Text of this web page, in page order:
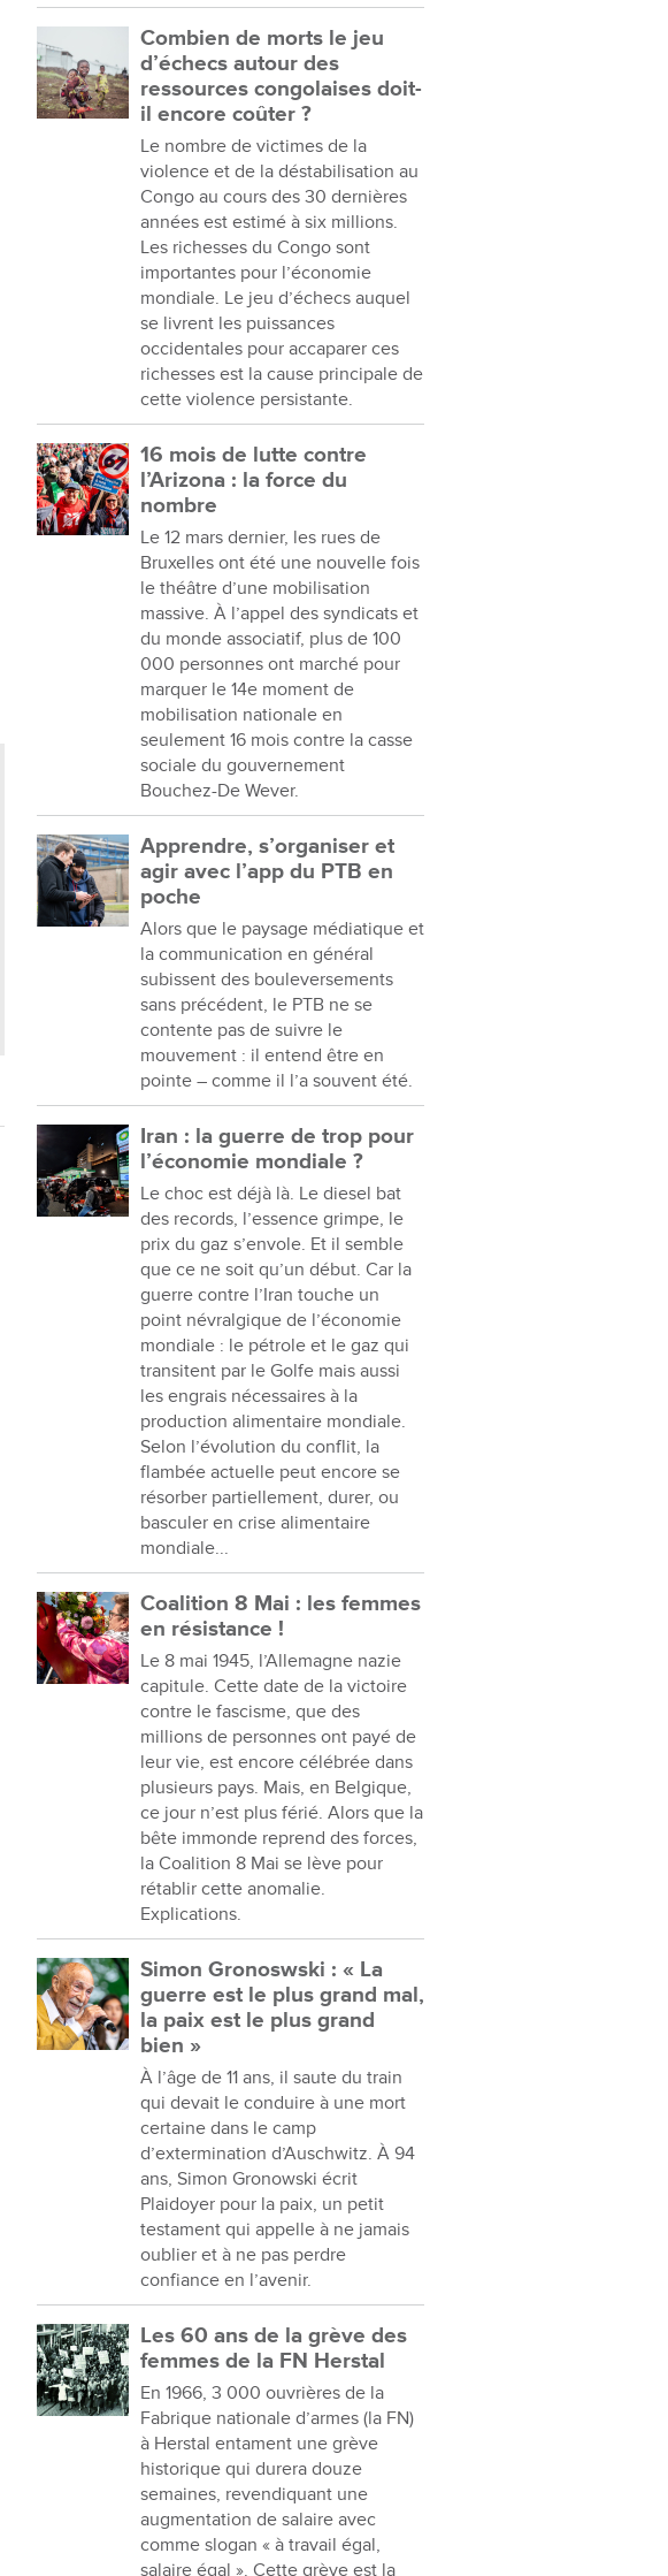
Combien de morts le jeu
d’échecs autour des
ressources congolaises doit-
il encore coûter ?
Le nombre de victimes de la
violence et de la déstabilisation au
Congo au cours des 30 dernières
années est estimé à six millions.
Les richesses du Congo sont
importantes pour l’économie
mondiale. Le jeu d’échecs auquel
se livrent les puissances
occidentales pour accaparer ces
richesses est la cause principale de
cette violence persistante.
16 mois de lutte contre
l’Arizona : la force du
nombre
Le 12 mars dernier, les rues de
Bruxelles ont été une nouvelle fois
le théâtre d’une mobilisation
massive. À l’appel des syndicats et
du monde associatif, plus de 100
000 personnes ont marché pour
marquer le 14e moment de
mobilisation nationale en
seulement 16 mois contre la casse
sociale du gouvernement
Bouchez-De Wever.
Apprendre, s’organiser et
agir avec l’app du PTB en
poche
Alors que le paysage médiatique et
la communication en général
subissent des bouleversements
sans précédent, le PTB ne se
contente pas de suivre le
mouvement : il entend être en
pointe – comme il l’a souvent été.
Iran : la guerre de trop pour
l’économie mondiale ?
Le choc est déjà là. Le diesel bat
des records, l’essence grimpe, le
prix du gaz s’envole. Et il semble
que ce ne soit qu’un début. Car la
guerre contre l’Iran touche un
point névralgique de l’économie
mondiale : le pétrole et le gaz qui
transitent par le Golfe mais aussi
les engrais nécessaires à la
production alimentaire mondiale.
Selon l’évolution du conflit, la
flambée actuelle peut encore se
résorber partiellement, durer, ou
basculer en crise alimentaire
mondiale...
Coalition 8 Mai : les femmes
en résistance !
Le 8 mai 1945, l’Allemagne nazie
capitule. Cette date de la victoire
contre le fascisme, que des
millions de personnes ont payé de
leur vie, est encore célébrée dans
plusieurs pays. Mais, en Belgique,
ce jour n’est plus férié. Alors que la
bête immonde reprend des forces,
la Coalition 8 Mai se lève pour
rétablir cette anomalie.
Explications.
Simon Gronoswski : « La
guerre est le plus grand mal,
la paix est le plus grand
bien »
À l’âge de 11 ans, il saute du train
qui devait le conduire à une mort
certaine dans le camp
d’extermination d’Auschwitz. À 94
ans, Simon Gronowski écrit
Plaidoyer pour la paix, un petit
testament qui appelle à ne jamais
oublier et à ne pas perdre
confiance en l’avenir.
Les 60 ans de la grève des
femmes de la FN Herstal
En 1966, 3 000 ouvrières de la
Fabrique nationale d’armes (la FN)
à Herstal entament une grève
historique qui durera douze
semaines, revendiquant une
augmentation de salaire avec
comme slogan « à travail égal,
salaire égal ». Cette grève est la